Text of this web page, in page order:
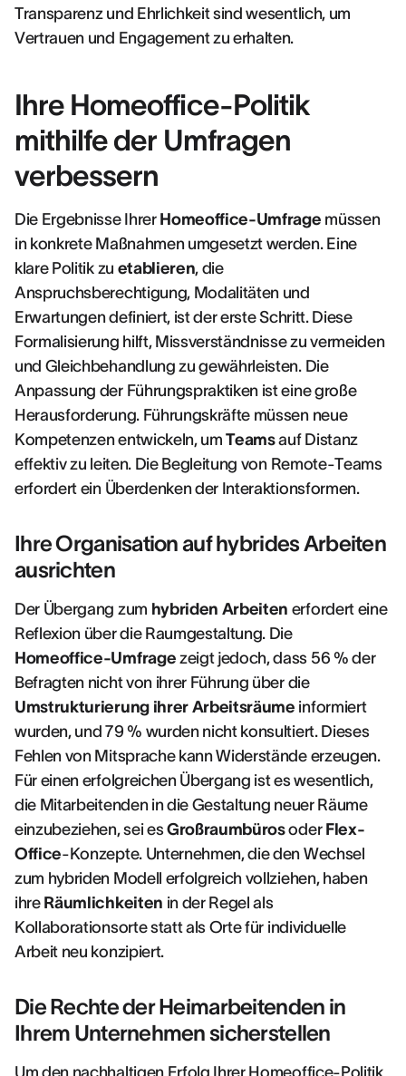
Transparenz und Ehrlichkeit sind wesentlich, um
Vertrauen und Engagement zu erhalten.
Ihre Homeoffice-Politik
mithilfe der Umfragen
verbessern
Die Ergebnisse Ihrer Homeoffice-Umfrage müssen
in konkrete Maßnahmen umgesetzt werden. Eine
klare Politik zu etablieren, die
Anspruchsberechtigung, Modalitäten und
Erwartungen definiert, ist der erste Schritt. Diese
Formalisierung hilft, Missverständnisse zu vermeiden
und Gleichbehandlung zu gewährleisten. Die
Anpassung der Führungspraktiken ist eine große
Herausforderung. Führungskräfte müssen neue
Kompetenzen entwickeln, umTeamsauf Distanz
effektiv zu leiten. Die Begleitung von Remote-Teams
erfordert ein Überdenken der Interaktionsformen.
Ihre Organisation auf hybrides Arbeiten
ausrichten
Der Übergang zum hybriden Arbeiten erfordert eine
Reflexion über die Raumgestaltung. Die
Homeoffice-Umfrage zeigt jedoch, dass 56 % der
Befragten nicht von ihrer Führung über die
Umstrukturierung ihrer Arbeitsräume informiert
wurden, und 79 % wurden nicht konsultiert. Dieses
Fehlen von Mitsprache kann Widerstände erzeugen.
Für einen erfolgreichen Übergang ist es wesentlich,
die Mitarbeitenden in die Gestaltung neuer Räume
einzubeziehen, sei esGroßraumbürosoder Flex-
Office-Konzepte. Unternehmen, die den Wechsel
zum hybriden Modell erfolgreich vollziehen, haben
ihre Räumlichkeiten in der Regel als
Kollaborationsorte statt als Orte für individuelle
Arbeit neu konzipiert.
Die Rechte der Heimarbeitenden in
Ihrem Unternehmen sicherstellen
Um den nachhaltigen Erfolg Ihrer Homeoffice-Politik